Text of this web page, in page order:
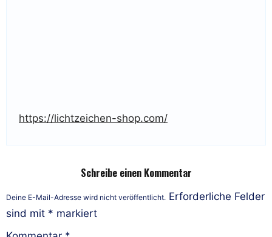
https://lichtzeichen-shop.com/
Schreibe einen Kommentar
Deine E-Mail-Adresse wird nicht veröffentlicht. Erforderliche Felder
sind mit * markiert